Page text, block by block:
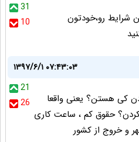
31
10
شرایط رو،خودتون
۱۳۹۷/۶/۱ ۰۷:۴۳:۰۳
21
26
کی هستن؟ یعنی واقعا
حقوق کم ، ساعت کاری
و خروج از کشور